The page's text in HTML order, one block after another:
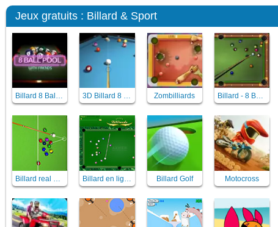
Jeux gratuits : Billard & Sport
Billard 8 Ball pool with friends 3D Billard 8 ball pool Zombilliards Billard - 8 Ball Billiards Classic
Billard Golf Motocross